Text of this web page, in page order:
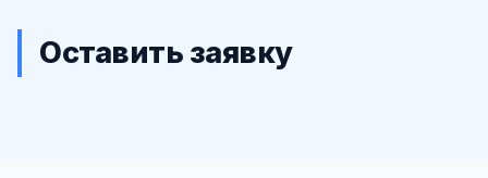
Оставить заявку